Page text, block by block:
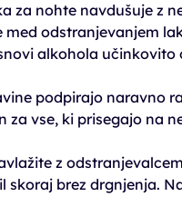
za nohte navdušuje z
odstranjevanjem
alkohola
podpirajo naravno
vse, ki prisegajo na
z
skoraj brez drgnjenja.